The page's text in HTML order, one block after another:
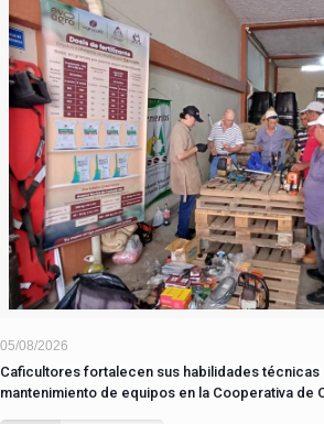
05/08/2026
Caficultores fortalecen sus habilidades técnicas
mantenimiento de equipos en la Cooperativa de